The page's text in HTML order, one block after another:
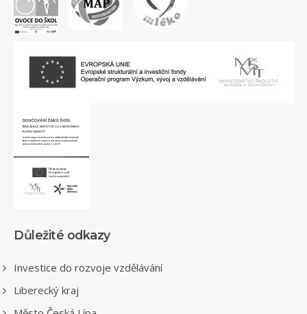
Důležité odkazy
Investice do rozvoje vzdělávání
Liberecký kraj